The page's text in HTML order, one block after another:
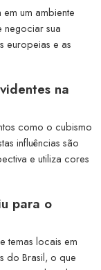
um ambiente
negociar sua
europeias e as
na
como o cubismo
influências são
e utiliza cores
para o
temas locais em
do Brasil, o que